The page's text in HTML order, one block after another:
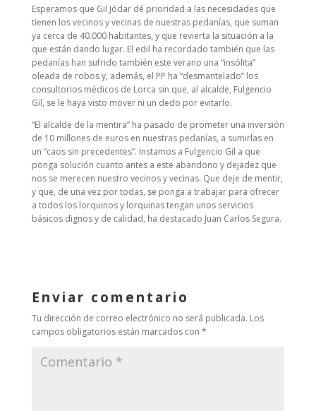
Esperamos que Gil Jódar dé prioridad a las necesidades que
tienen los vecinos y vecinas de nuestras pedanías, que suman
ya cerca de 40.000 habitantes, y que revierta la situación a la
que están dando lugar. El edil ha recordado también que las
pedanías han sufrido también este verano una “insólita”
oleada de robos y, además, el PP ha “desmantelado” los
consultorios médicos de Lorca sin que, al alcalde, Fulgencio
Gil, se le haya visto mover ni un dedo por evitarlo.
“El alcalde de la mentira” ha pasado de prometer una inversión
de 10 millones de euros en nuestras pedanías, a sumirlas en
un “caos sin precedentes”. Instamos a Fulgencio Gil a que
ponga solución cuanto antes a este abandono y dejadez que
nos se merecen nuestro vecinos y vecinas. Que deje de mentir,
y que, de una vez por todas, se ponga a trabajar para ofrecer
a todos los lorquinos y lorquinas tengan unos servicios
básicos dignos y de calidad, ha destacado Juan Carlos Segura.
Enviar comentario
Tu dirección de correo electrónico no será publicada. Los
campos obligatorios están marcados con *